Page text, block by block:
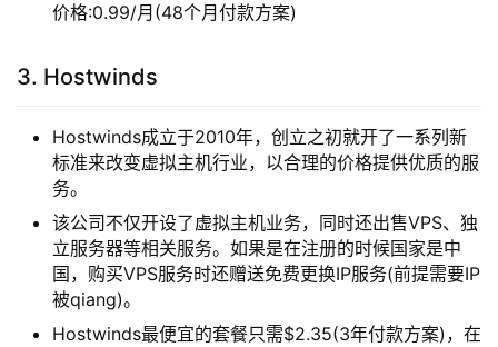
价格:0.99/月(48个月付款方案)
3. Hostwinds
Hostwinds成立于2010年，创立之初就开了一系列新
标准来改变虚拟主机行业，以合理的价格提供优质的服
务。
该公司不仅开设了虚拟主机业务，同时还出售VPS、独
立服务器等相关服务。如果是在注册的时候国家是中
国，购买VPS服务时还赠送免费更换IP服务(前提需要IP
被qiang)。
Hostwinds最便宜的套餐只需$2.35(3年付款方案)，在